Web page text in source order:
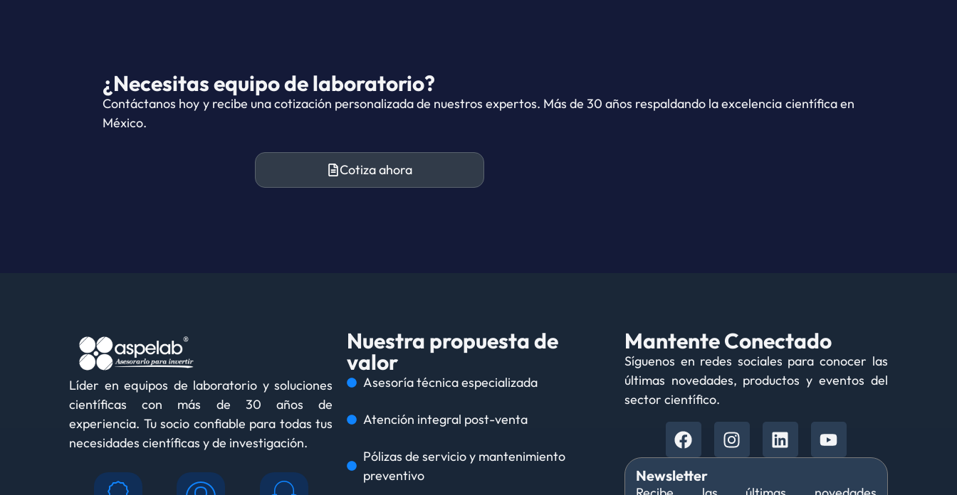
¿Necesitas equipo de laboratorio?
Contáctanos hoy y recibe una cotización personalizada de nuestros expertos. Más de 30 años respaldando la excelencia científica en
México.
Cotiza ahora
Líder en equipos de laboratorio y soluciones
científicas con más de 30 años de
experiencia. Tu socio confiable para todas tus
necesidades científicas y de investigación.
Nuestra propuesta de
valor
Asesoría técnica especializada
Atención integral post-venta
Pólizas de servicio y mantenimiento
preventivo
Mantente Conectado
Síguenos en redes sociales para conocer las
últimas novedades, productos y eventos del
sector científico.
Newsletter